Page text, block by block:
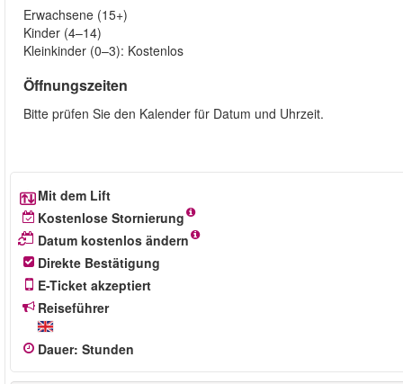
Erwachsene (15+)
Kinder (4–14)
Kleinkinder (0–3): Kostenlos
Öffnungszeiten
Bitte prüfen Sie den Kalender für Datum und Uhrzeit.
Mit dem Lift
Kostenlose Stornierung
Datum kostenlos ändern
Direkte Bestätigung
E-Ticket akzeptiert
Reiseführer
Dauer: Stunden